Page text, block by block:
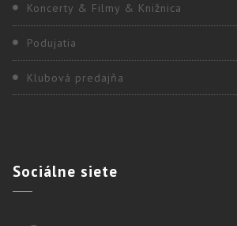
Koncerty & Filmy & Knižnica
Podujatia
Klubová predajňa
Sociálne siete